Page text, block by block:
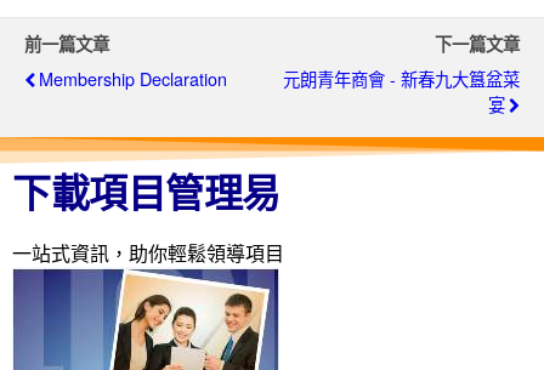
前一篇文章
Membership Declaration
下一篇文章
元朗青年商會 - 新春九大簋盆菜
宴
下載項目管理易
一站式資訊，助你輕鬆領導項目